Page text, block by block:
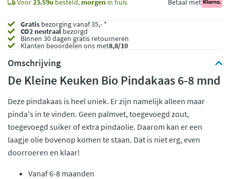
Gratis bezorging vanaf 35,- *
CO2 neutraalbezorgd
Binnen 30 dagen gratis retourneren
Klanten beoordelen ons met8,8/10
Omschrijving
De Kleine Keuken Bio Pindakaas 6-8 mnd
Deze pindakaas is heel uniek. Er zijn namelijk alleen maar
pinda's in te vinden. Geen palmvet, toegevoegd zout,
toegevoegd suiker of extra pindaolie. Daarom kan er een
laagje olie bovenop komen te staan. Dat is niet erg, even
doorroeren en klaar!
Vanaf 6-8 maanden